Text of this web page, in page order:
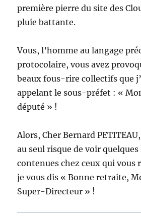
première pierre du site des
pluie battante.
Vous, l’homme au langage
protocolaire, vous avez
beaux fous-rire collectifs que
appelant le sous-préfet : «
député » !
Alors, Cher Bernard
au seul risque de voir
contenues chez ceux qui vous
je vous dis « Bonne retraite,
Super-Directeur » !